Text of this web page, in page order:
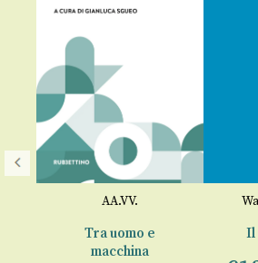
AA.VV.
Tra uomo e
macchina
Il